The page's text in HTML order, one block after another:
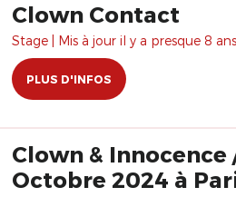
Clown Contact
Stage | Mis à jour il y a presque 8 ans.
PLUS D'INFOS
Clown & Innocence
Octobre 2024 à